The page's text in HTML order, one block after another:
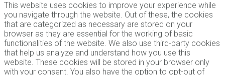
This website uses cookies to improve your experience while
you navigate through the website. Out of these, the cookies
that are categorized as necessary are stored on your
browser as they are essential for the working of basic
functionalities of the website. We also use third-party cookies
that help us analyze and understand how you use this
website. These cookies will be stored in your browser only
with your consent. You also have the option to opt-out of